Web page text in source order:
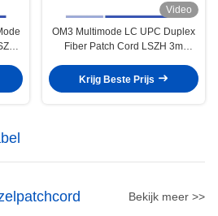
Video
OM3 Multimode LC UPC Duplex
Fiber Patch Cord LSZH 3m
Krijg Beste Prijs
Bekijk meer >>